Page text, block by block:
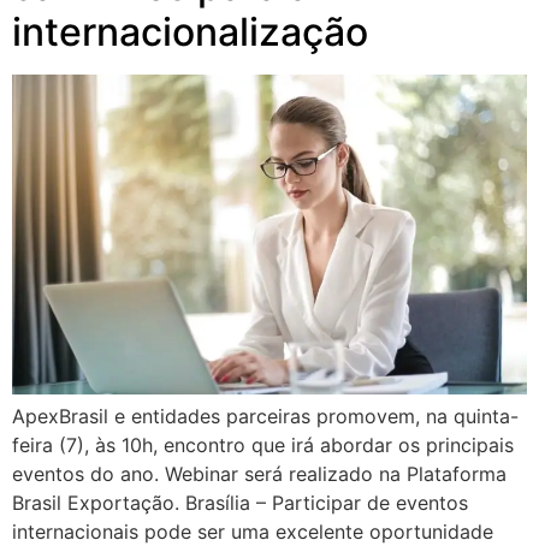
internacionalização
ApexBrasil e entidades parceiras promovem, na quinta-
feira (7), às 10h, encontro que irá abordar os principais
eventos do ano. Webinar será realizado na Plataforma
Brasil Exportação. Brasília – Participar de eventos
internacionais pode ser uma excelente oportunidade